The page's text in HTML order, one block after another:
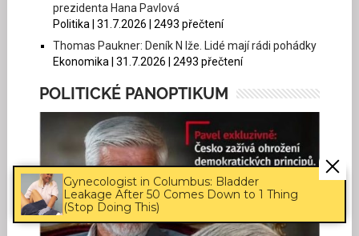
Gynecologist in Columbus: Bladder
Leakage After 50 Comes Down to 1 Thing
(Stop Doing This)
prezidenta Hana Pavlová
Politika | 31.7.2026 | 2493 přečtení
Thomas Paukner: Deník N lže. Lidé mají rádi pohádky
Ekonomika | 31.7.2026 | 2493 přečtení
POLITICKÉ PANOPTIKUM